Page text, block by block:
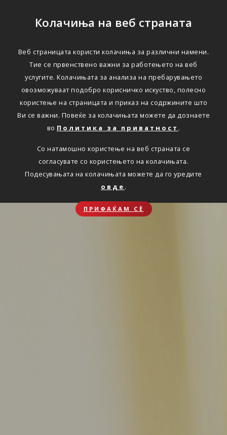
Колачиња на веб страната
Веб страницата користи колачиња за различни намени.
Тие се првенствено важни за работењето на веб
услугите. Колачињата за анализа на пребарувањето
овозможуваат подобро корисничко искуство, полесно
користење на страницата и приказ на содржините што
Ви се важни. Повеќе за колачињата можете да дознаете
во Политика за приватност .
Со натамошно користење на веб страната се
согласувате со користењето на колачињата.
Подесувањата на колачињата можете да го уредите
овде .
ПРИФАЌАМ СЀ